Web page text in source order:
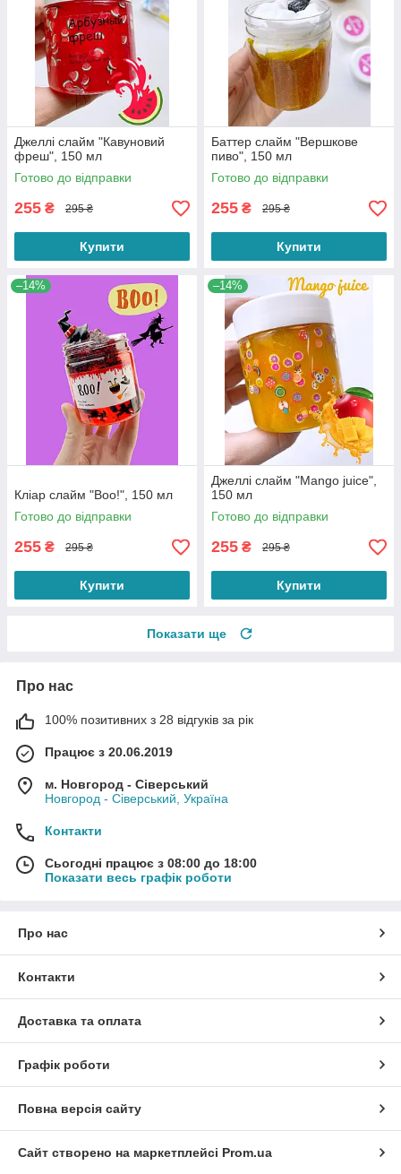
Джеллі слайм "Кавуновий
фреш", 150 мл
Готово до відправки
255 ₴ 295 ₴
Купити
Баттер слайм "Вершкове
пиво", 150 мл
Готово до відправки
255 ₴ 295 ₴
Купити
–14%
Кліар слайм "Boo!", 150 мл
Готово до відправки
255 ₴ 295 ₴
Купити
–14%
Джеллі слайм "Mango juice",
150 мл
Готово до відправки
255 ₴ 295 ₴
Купити
Показати ще
Про нас
100% позитивних з 28 відгуків за рік
Працює з 20.06.2019
м. Новгород - Сіверський
Новгород - Сіверський, Україна
Контакти
Сьогодні працює з 08:00 до 18:00
Показати весь графік роботи
Про нас
Контакти
Доставка та оплата
Графік роботи
Повна версія сайту
Сайт створено на маркетплейсі Prom.ua